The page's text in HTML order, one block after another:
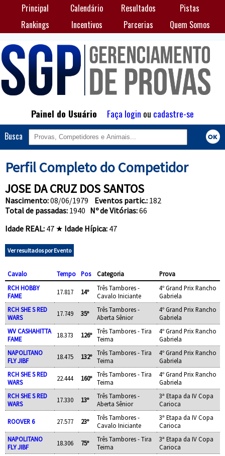
Principal Calendário Resultados
Pistas
Rankings
Incentivos Parcerias Quem Somos
Painel do Usuário Faça login ou cadastre-se
Busca
Perfil Completo do Competidor
JOSE DA CRUZ DOS SANTOS
Nascimento:08/06/1979 Eventos partic.: 182
Total de passadas: 1940 Nº de Vitórias:66
Idade REAL:47 ★ Idade Hípica:47
Ver resultados por Evento
Cavalo Tempo Pos Categoria
Prova
RCH HOBBY
FAME
17.817 14º
Três Tambores -
Cavalo Iniciante
4º Grand Prix Rancho
Gabriela
RCH SHE S RED
WARS
17.749 35º
Três Tambores -
Aberta Sênior
4º Grand Prix Rancho
Gabriela
WV CASHAHITTA
FAME
18.373 126º
Três Tambores - Tira
Teima
4º Grand Prix Rancho
Gabriela
NAPOLITANO
FLY JIBF
18.475 132º
Três Tambores - Tira
Teima
4º Grand Prix Rancho
Gabriela
RCH SHE S RED
WARS
22.444 160º
Três Tambores - Tira
Teima
4º Grand Prix Rancho
Gabriela
RCH SHE S RED
WARS
17.330 13º
Três Tambores -
Aberta Sênior
3ª Etapa da IV Copa
Carioca
ROOVER 6 27.577 23º
Três Tambores -
Cavalo Iniciante
3ª Etapa da IV Copa
Carioca
NAPOLITANO
FLY JIBF
18.306 75º
Três Tambores - Tira
Teima
3ª Etapa da IV Copa
Carioca